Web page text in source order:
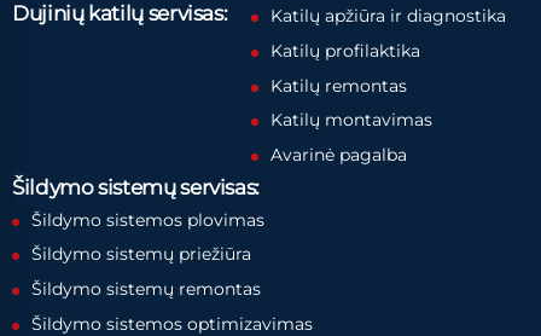
Dujinių katilų servisas:
Katilų apžiūra ir diagnostika
Katilų profilaktika
Katilų remontas
Katilų montavimas
Avarinė pagalba
Šildymo sistemų servisas:
Šildymo sistemos plovimas
Šildymo sistemų priežiūra
Šildymo sistemų remontas
Šildymo sistemos optimizavimas